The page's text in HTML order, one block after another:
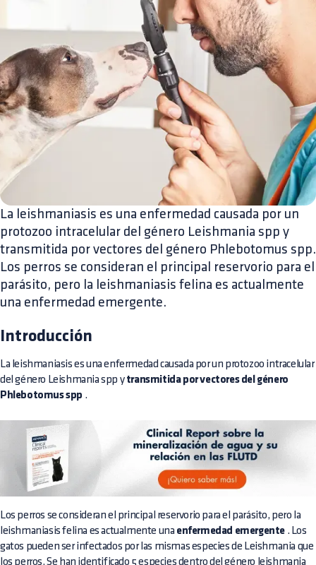
La leishmaniasis es una enfermedad causada por un
protozoo intracelular del género Leishmania spp y
transmitida por vectores del género Phlebotomus spp.
Los perros se consideran el principal reservorio para el
parásito, pero la leishmaniasis felina es actualmente
una enfermedad emergente.
Introducción
La leishmaniasis es una enfermedad causada por un protozoo intracelular
del género Leishmania spp y transmitida por vectores del género
Phlebotomus spp .
Los perros se consideran el principal reservorio para el parásito, pero la
leishmaniasis felina es actualmente una enfermedad emergente . Los
gatos pueden ser infectados por las mismas especies de Leishmania que
los perros. Se han identificado 5 especies dentro del género leishmania